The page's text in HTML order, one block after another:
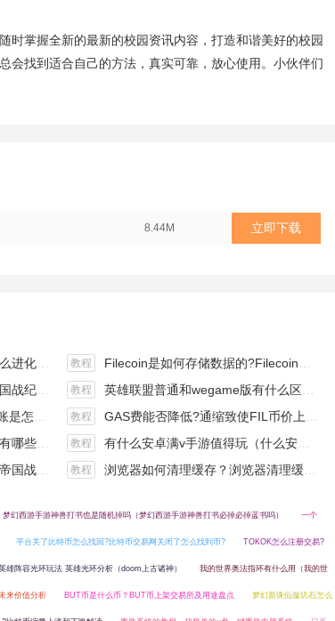
时掌握全新的最新的校园资讯内容，打造和谐美好的校园
会找到适合自己的方法，真实可靠，放心使用。小伙伴们
8.44M 立即下载
怎么得） 教程 Filecoin是如何存储数据的?Filecoin的价值体现和未来前景分析
攻略） 教程 英雄联盟普通和wegame版有什么区别（英雄联盟wegame版和英雄联盟）
回事? 教程 GAS费能否降低?通缩致使FIL币价上涨,近看1000U
目真是可靠 教程 有什么安卓满v手游值得玩（什么安卓手游好玩）
攻略） 教程 浏览器如何清理缓存？浏览器清理缓存快捷键
梦幻西游手游神兽打书也是随机掉吗（梦幻西游手游神兽打书必掉必掉蓝书吗） 一个
平台关了比特币怎么找回?比特币交易网关闭了怎么找到币? TOKOK怎么注册交易?
雄阵容光环玩法 英雄光环分析（doom上古诸神） 我的世界奥法指环有什么用（我的世
来价值分析 BUT币是什么币？BUT币上架交易所及用途盘点 梦幻新诛仙璇玑石怎么